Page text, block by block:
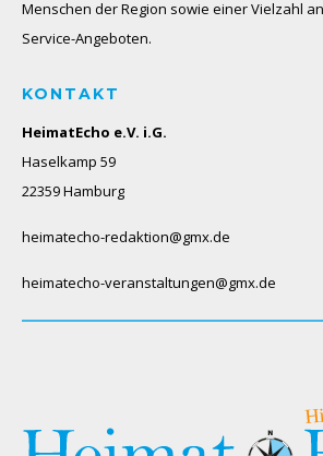
Menschen der Region sowie einer Vielzahl
Service-Angeboten.
KONTAKT
HeimatEcho e.V. i.G.
Haselkamp 59
22359 Hamburg
heimatecho-redaktion@gmx.de
heimatecho-veranstaltungen@gmx.de